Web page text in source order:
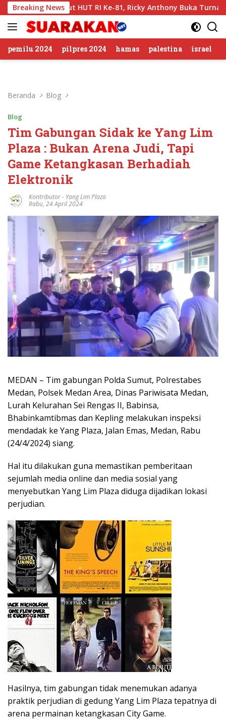
Langsung
ke
konten
Breaking News
Sambut HUT RI Ke-81, Ricky Anthony Buka Turnamen
pemilu 2024 pilpres 2024 hamas palestina israel
Beranda Blog
Blog
Tim Gabungan Sidak ke Yang Lim
Plaza : Bukan Arena Judi, Tapi
Game Ketangkasan Berhadiah
Elektronik
Kontributor- Yang Lim Plaza
Rabu, 24 April 2024
MEDAN – Tim gabungan Polda Sumut, Polrestabes
Medan, Polsek Medan Area, Dinas Pariwisata Medan,
Lurah Kelurahan Sei Rengas II, Babinsa,
Bhabinkamtibmas dan Kepling melakukan inspeksi
mendadak ke Yang Plaza, Jalan Emas, Medan, Rabu
(24/4/2024) siang.
Hal itu dilakukan guna memastikan pemberitaan
sejumlah media online dan media sosial yang
menyebutkan Yang Lim Plaza diduga dijadikan lokasi
perjudian.
Hasilnya, tim gabungan tidak menemukan adanya
praktik perjudian di gedung Yang Lim Plaza tepatnya di
arena permainan ketangkasan City Game.